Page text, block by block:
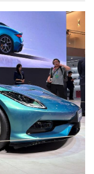
לפניכם